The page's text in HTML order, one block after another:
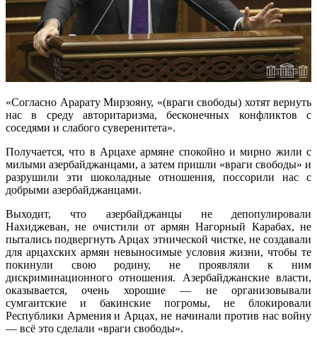
«Согласно Арарату Мирзояну, «(враги свободы) хотят вернуть
нас в среду авторитаризма, бесконечных конфликтов с
соседями и слабого суверенитета».
Получается, что в Арцахе армяне спокойно и мирно жили с
милыми азербайджанцами, а затем пришли «враги свободы» и
разрушили эти шоколадные отношения, поссорили нас с
добрыми азербайджанцами.
Выходит, что азербайджанцы не депопулировали
Нахиджеван, не очистили от армян Нагорный Карабах, не
пытались подвергнуть Арцах этнической чистке, не создавали
для арцахских армян невыносимые условия жизни, чтобы те
покинули свою родину, не проявляли к ним
дискриминационного отношения. Азербайджанские власти,
оказывается, очень хорошие — не организовывали
сумгаитские и бакинские погромы, не блокировали
Республики Армения и Арцах, не начинали против нас войну
— всё это сделали «враги свободы».